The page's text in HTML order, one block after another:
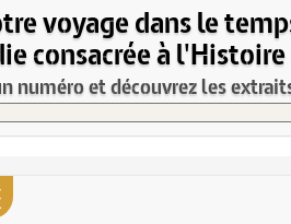
voyage dans le
consacrée à l'Histoire
numéro et découvrez les